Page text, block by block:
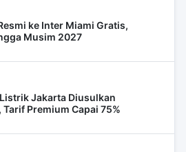
ke Inter Miami Gratis,
Musim 2027
Jakarta Diusulkan
Premium Capai 75%